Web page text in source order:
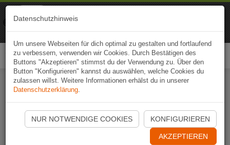
Naviki App jetzt öffnen
Datenschutzhinweis
Um unsere Webseiten für dich optimal zu gestalten und fortlaufend
zu verbessern, verwenden wir Cookies. Durch Bestätigen des
Buttons "Akzeptieren" stimmst du der Verwendung zu. Über den
Button "Konfigurieren" kannst du auswählen, welche Cookies du
zulassen willst. Weitere Informationen erhälst du in unserer
Datenschutzerklärung.
NUR NOTWENDIGE COOKIES KONFIGURIEREN
AKZEPTIEREN
Naviki